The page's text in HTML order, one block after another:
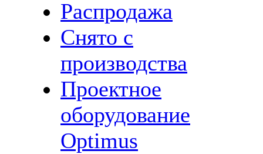
Распродажа
Снято с
производства
Проектное
оборудование
Optimus